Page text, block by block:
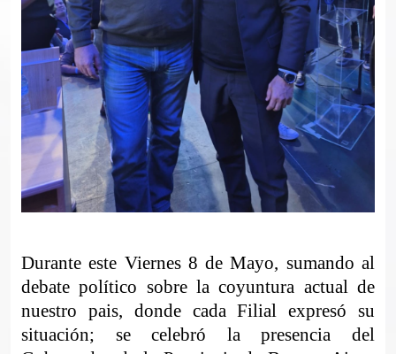
Durante este Viernes 8 de Mayo, sumando al
debate político sobre la coyuntura actual de
nuestro pais, donde cada Filial expresó su
situación; se celebró la presencia del